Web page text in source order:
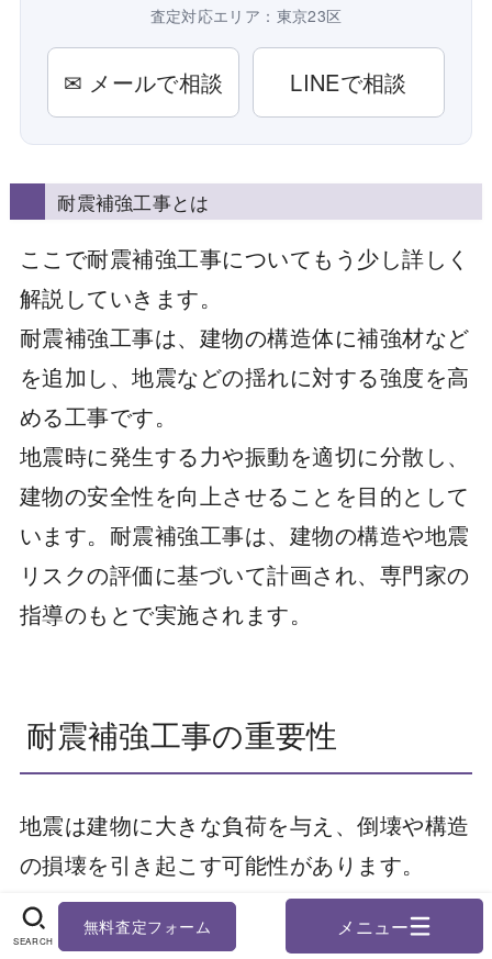
SEARCH
無料査定フォーム
査定対応エリア：東京23区
✉ メールで相談 LINEで相談
耐震補強工事とは
ここで耐震補強工事についてもう少し詳しく
解説していきます。
耐震補強工事は、建物の構造体に補強材など
を追加し、地震などの揺れに対する強度を高
める工事です。
地震時に発生する力や振動を適切に分散し、
建物の安全性を向上させることを目的として
います。耐震補強工事は、建物の構造や地震
リスクの評価に基づいて計画され、専門家の
指導のもとで実施されます。
耐震補強工事の重要性
地震は建物に大きな負荷を与え、倒壊や構造
の損壊を引き起こす可能性があります。
耐震補強工事により、建物の耐震性を向上さ
せることで、地震時の被害を最小限に抑える